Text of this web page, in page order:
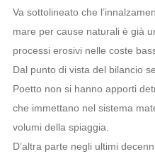
Va sottolineato che
mare per cause naturali è già
processi erosivi nelle coste
Dal punto di vista del bilancio
Poetto non si hanno apporti
che immettano nel sistema
volumi della spiaggia.
D’altra parte negli ultimi